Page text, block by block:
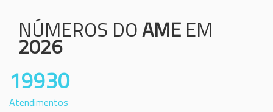
NÚMEROS DOAME EM
2026
19930
Atendimentos